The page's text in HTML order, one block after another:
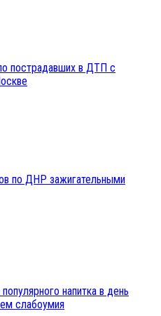
пострадавших в ДТП с
по ДНР зажигательными
напитка в день
слабоумия